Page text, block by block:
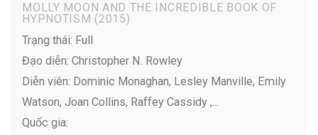
MOLLY MOON AND THE INCREDIBLE BOOK OF
HYPNOTISM (2015)
Trạng thái: Full
Đạo diễn: Christopher N. Rowley
Diễn viên: Dominic Monaghan, Lesley Manville, Emily
Watson, Joan Collins, Raffey Cassidy ,...
Quốc gia: